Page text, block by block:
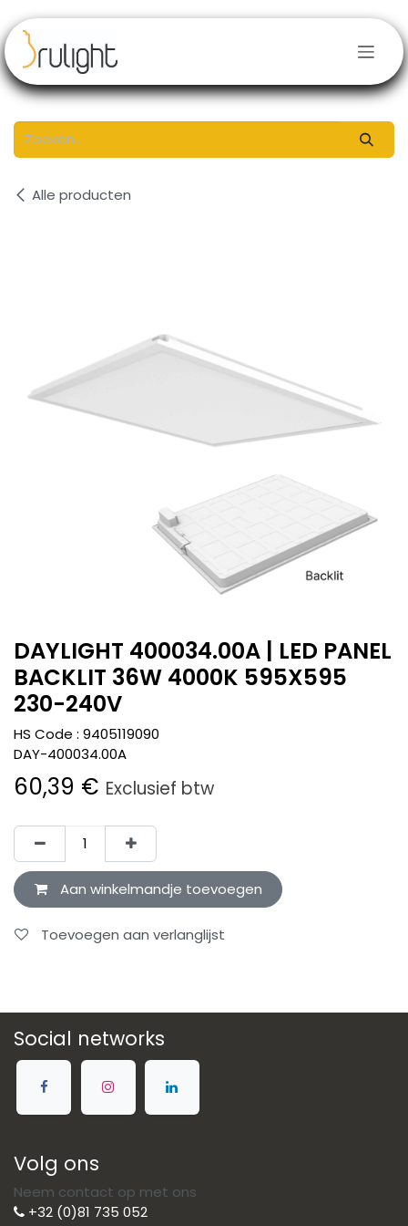
Alle producten
DAYLIGHT 400034.00A | LED PANEL
BACKLIT 36W 4000K 595X595
230-240V
HS Code : 9405119090
DAY-400034.00A
60,39 € Exclusief btw
Aan winkelmandje toevoegen
Toevoegen aan verlanglijst
Social networks
Volg ons
Neem contact op met ons
+32 (0)81 735 052